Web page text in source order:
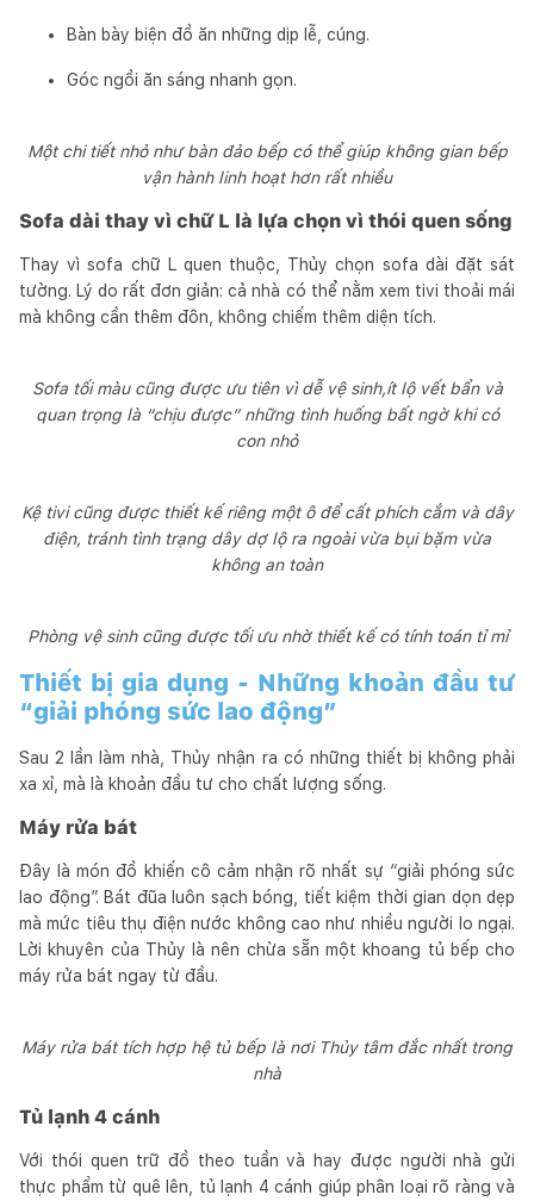
Bàn bày biện đồ ăn những dịp lễ, cúng.
Góc ngồi ăn sáng nhanh gọn.
Một chi tiết nhỏ như bàn đảo bếp có thể giúp không gian bếp
vận hành linh hoạt hơn rất nhiều
Sofa dài thay vì chữ L là lựa chọn vì thói quen sống
Thay vì sofa chữ L quen thuộc, Thủy chọn sofa dài đặt sát
tường. Lý do rất đơn giản: cả nhà có thể nằm xem tivi thoải mái
mà không cần thêm đôn, không chiếm thêm diện tích.
Sofa tối màu cũng được ưu tiên vì dễ vệ sinh,ít lộ vết bẩn và
quan trọng là “chịu được” những tình huống bất ngờ khi có
con nhỏ
Kệ tivi cũng được thiết kế riêng một ô để cất phích cắm và dây
điện, tránh tình trạng dây dợ lộ ra ngoài vừa bụi bặm vừa
không an toàn
Phòng vệ sinh cũng được tối ưu nhờ thiết kế có tính toán tỉ mỉ
Thiết bị gia dụng - Những khoản đầu tư
“giải phóng sức lao động”
Sau 2 lần làm nhà, Thủy nhận ra có những thiết bị không phải
xa xỉ, mà là khoản đầu tư cho chất lượng sống.
Máy rửa bát
Đây là món đồ khiến cô cảm nhận rõ nhất sự “giải phóng sức
lao động”. Bát đũa luôn sạch bóng, tiết kiệm thời gian dọn dẹp
mà mức tiêu thụ điện nước không cao như nhiều người lo ngại.
Lời khuyên của Thủy là nên chừa sẵn một khoang tủ bếp cho
máy rửa bát ngay từ đầu.
Máy rửa bát tích hợp hệ tủ bếp là nơi Thủy tâm đắc nhất trong
nhà
Tủ lạnh 4 cánh
Với thói quen trữ đồ theo tuần và hay được người nhà gửi
thực phẩm từ quê lên, tủ lạnh 4 cánh giúp phân loại rõ ràng và